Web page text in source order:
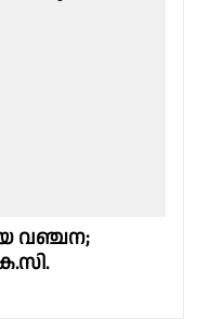
വഞ്ചന;